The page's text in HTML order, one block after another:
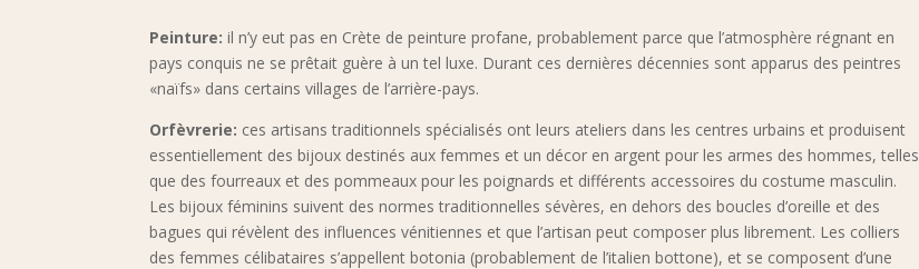
Peinture: il n’y eut pas en Crète de peinture profane, probablement parce que l’atmosphère régnant en
pays conquis ne se prêtait guère à un tel luxe. Durant ces dernières décennies sont apparus des peintres
«naïfs» dans certains villages de l’arrière-pays.
Orfèvrerie: ces artisans traditionnels spécialisés ont leurs ateliers dans les centres urbains et produisent
essentiellement des bijoux destinés aux femmes et un décor en argent pour les armes des hommes, telles
que des fourreaux et des pommeaux pour les poignards et différents accessoires du costume masculin.
Les bijoux féminins suivent des normes traditionnelles sévères, en dehors des boucles d’oreille et des
bagues qui révèlent des influences vénitiennes et que l’artisan peut composer plus librement. Les colliers
des femmes célibataires s’appellent botonia (probablement de l’italien bottone), et se composent d’une